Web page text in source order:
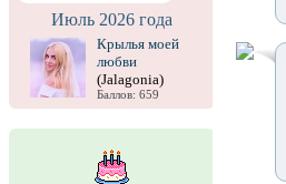
Июль 2026 года
Крылья моей
любви
(Jalagonia)
Баллов: 659